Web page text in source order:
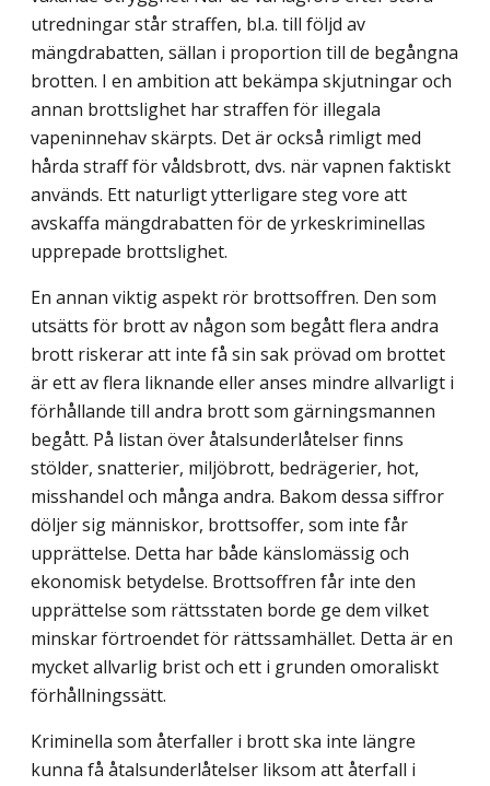
utredningar står straffen, bl.a. till följd av
mängdrabatten, sällan i proportion till de begångna
brotten. I en ambition att bekämpa skjutningar och
annan brottslighet har straffen för illegala
vapeninnehav skärpts. Det är också rimligt med
hårda straff för våldsbrott, dvs. när vapnen faktiskt
används. Ett naturligt ytterligare steg vore att
avskaffa mängdrabatten för de yrkeskriminellas
upprepade brottslighet.
En annan viktig aspekt rör brottsoffren. Den som
utsätts för brott av någon som begått flera andra
brott riskerar att inte få sin sak prövad om brottet
är ett av flera liknande eller anses mindre allvarligt i
förhållande till andra brott som gärningsmannen
begått. På listan över åtalsunderlåtelser finns
stölder, snatterier, miljöbrott, bedrägerier, hot,
misshandel och många andra. Bakom dessa siffror
döljer sig människor, brottsoffer, som inte får
upprättelse. Detta har både känslomässig och
ekonomisk betydelse. Brottsoffren får inte den
upprättelse som rättsstaten borde ge dem vilket
minskar förtroendet för rättssamhället. Detta är en
mycket allvarlig brist och ett i grunden omoraliskt
förhållningssätt.
Kriminella som återfaller i brott ska inte längre
kunna få åtalsunderlåtelser liksom att återfall i